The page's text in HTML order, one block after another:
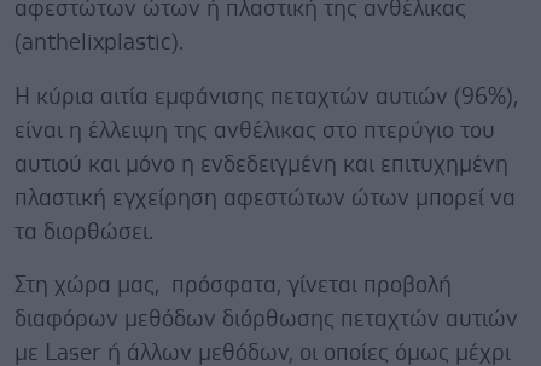
αφεστώτων ώτων ή πλαστική της ανθέλικας
(anthelixplastic).
H κύρια αιτία εμφάνισης πεταχτών αυτιών (96%),
είναι η έλλειψη της ανθέλικας στο πτερύγιο του
αυτιού και μόνο η ενδεδειγμένη και επιτυχημένη
πλαστική εγχείρηση αφεστώτων ώτων μπορεί να
τα διορθώσει.
Στη χώρα μας, πρόσφατα, γίνεται προβολή
διαφόρων μεθόδων διόρθωσης πεταχτών αυτιών
με Laser ή άλλων μεθόδων, οι οποίες όμως μέχρι